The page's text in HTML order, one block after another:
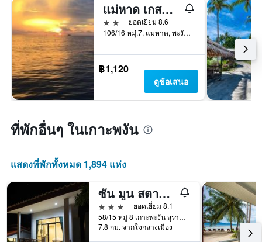
แม่หาด เกสต์เฮาส์
2 ดาว
ยอดเยี่ยม 8.6
106/16 หมุ๋.7, แม่หาด, พะงัน, สุราษฎร์ธานี, เกาะพงัน, ประเทศไทย
฿1,120
ดูข้อเสนอ
ที่พักอื่นๆ ในเกาะพงัน
แสดงที่พักทั้งหมด 1,894 แห่ง
ซัน มูน สตาร์ รีสอร์ท เกาะพะงัน
3 ดาว
ยอดเยี่ยม 8.1
58/15 หมู่ 8 เกาะพะงัน สุราษฎร์ธานี, เกาะพงัน, ประเทศไทย
7.8 กม. จากใจกลางเมือง